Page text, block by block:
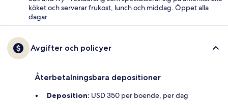
köket och serverar frukost, lunch och middag. Öppet alla
dagar
Avgifter och policyer
Återbetalningsbara depositioner
Deposition: USD 350 per boende, per dag